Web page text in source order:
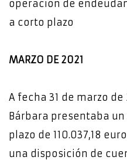
operación de
a corto plazo
MARZO DE 2021
A fecha 31 de marzo
Bárbara presentaba
plazo de 110.037,18
una disposición de